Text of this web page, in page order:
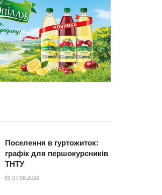
Поселення в гуртожиток:
графік для першокурсників
ТНТУ
07.08.2026